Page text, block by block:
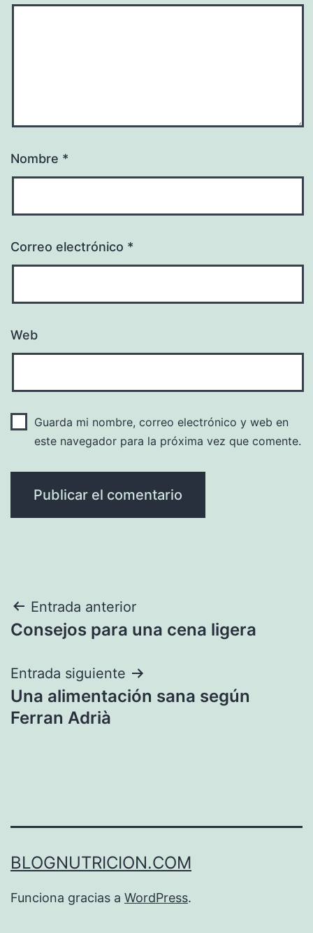
Nombre *
Correo electrónico *
Web
Guarda mi nombre, correo electrónico y web en
este navegador para la próxima vez que comente.
Navegación
de
entradas
Entrada anterior
Consejos para una cena ligera
Entrada siguiente
Una alimentación sana según
Ferran Adrià
BLOGNUTRICION.COM
Funciona gracias a WordPress.